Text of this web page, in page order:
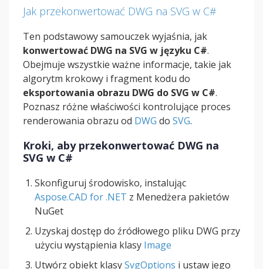
Jak przekonwertować DWG na SVG w C#
Ten podstawowy samouczek wyjaśnia, jak
konwertować DWG na SVG w języku C#.
Obejmuje wszystkie ważne informacje, takie jak
algorytm krokowy i fragment kodu do
eksportowania obrazu DWG do SVG w C#.
Poznasz różne właściwości kontrolujące proces
renderowania obrazu od DWG do SVG.
Kroki, aby przekonwertować DWG na
SVG w C#
Skonfiguruj środowisko, instalując
Aspose.CAD for .NET z Menedżera pakietów
NuGet
Uzyskaj dostęp do źródłowego pliku DWG przy
użyciu wystąpienia klasy Image
Utwórz obiekt klasySvgOptions i ustaw jego